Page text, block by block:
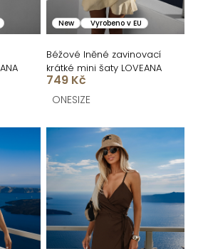
New Vyrobeno v EU
Béžové lněné zavinovací
krátké mini šaty LOVEANA
749 Kč
ONESIZE